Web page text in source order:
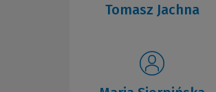
Tomasz Jachna